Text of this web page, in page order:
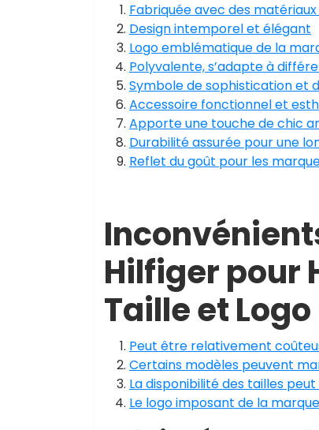
Fabriquée avec des
Design intemporel et élégant
Logo emblématique de la
Polyvalente, s’adapte à
Symbole de sophistication et
Accessoire fonctionnel et
Apporte une touche de chic
Durabilité assurée pour une
Reflet du goût pour les
Hilfiger pour
Taille et Logo
Peut être relativement
Certains modèles peuvent
La disponibilité des tailles
Le logo imposant de la